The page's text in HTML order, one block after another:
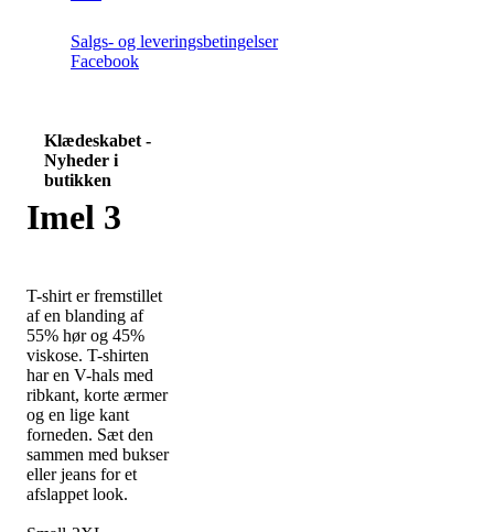
Salgs- og leveringsbetingelser
Facebook
Klædeskabet -
Nyheder i
butikken
Imel 3
T-shirt er fremstillet
af en blanding af
55% hør og 45%
viskose. T-shirten
har en V-hals med
ribkant, korte ærmer
og en lige kant
forneden. Sæt den
sammen med bukser
eller jeans for et
afslappet look.